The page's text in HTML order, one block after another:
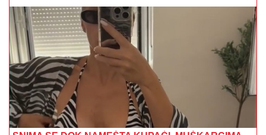
ŠOK U PROGRAMU UŽIVO!Gledateljka tvrdi da joj je
Asmin slao gole slike, zapretila mu: "Vidimo se na
sudu, iskorišćavaš žene za pare"
"NJU TREBA LEČITI"
Marija Kulić se
oglasila nakon pomirenja Miljane i
Zole: Pokazala kakve poruke dobija i
otkrila sve o njihovom odnosu